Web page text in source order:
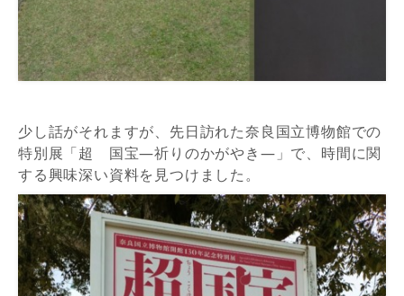
少し話がそれますが、先日訪れた奈良国立博物館での
特別展「超 国宝―祈りのかがやき―」で、時間に関
する興味深い資料を見つけました。